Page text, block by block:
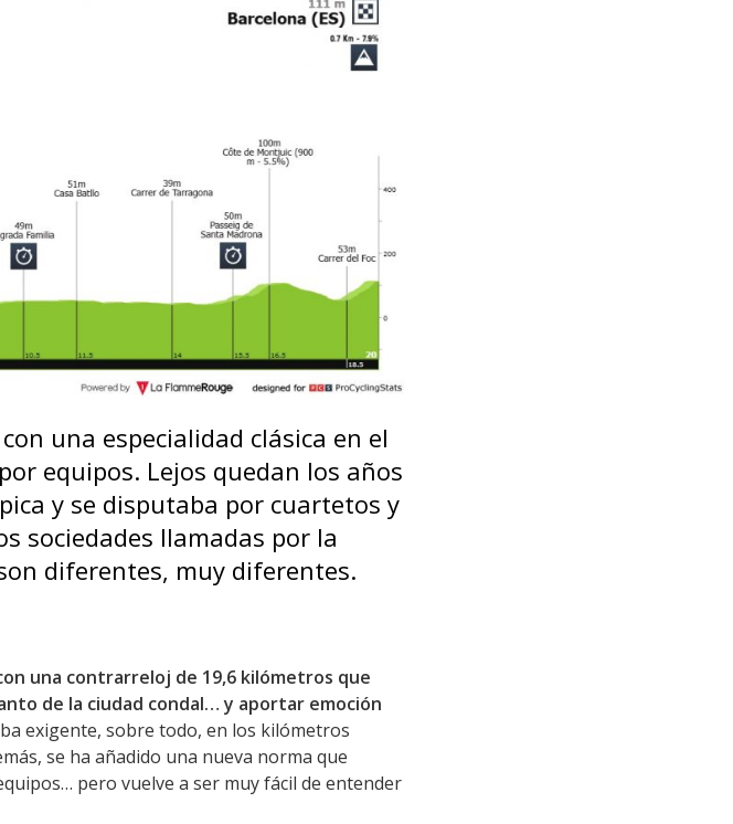
una especialidad clásica en el
equipos. Lejos quedan los años
y se disputaba por cuartetos y
sociedades llamadas por la
diferentes, muy diferentes.
una contrarreloj de 19,6 kilómetros que
de la ciudad condal… y aportar emoción
exigente, sobre todo, en los kilómetros
se ha añadido una nueva norma que
pero vuelve a ser muy fácil de entender